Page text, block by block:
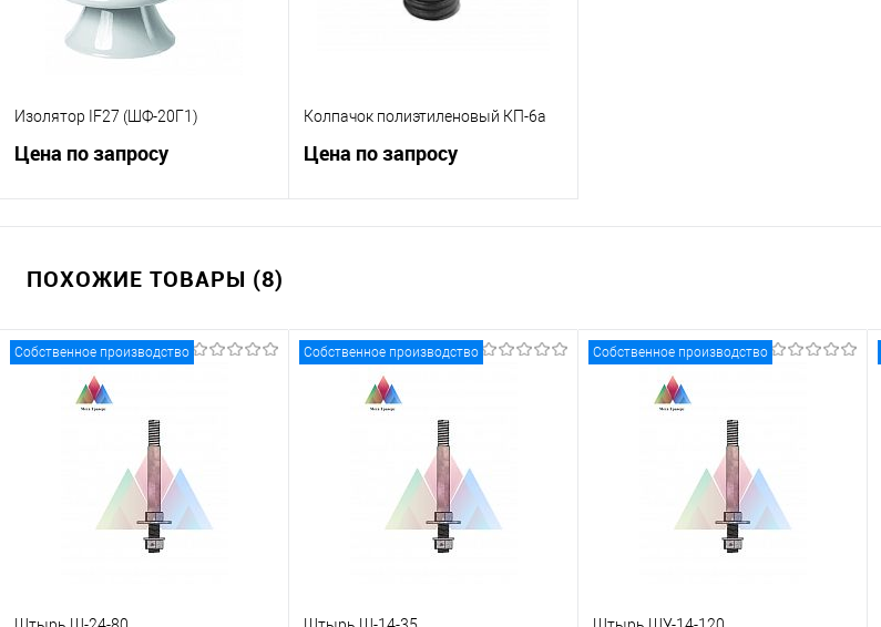
Изолятор IF27 (ШФ-20Г1)
Цена по запросу
Запросить цену
Купить в 1 клик
К сравнению
В избранное
Под заказ
Колпачок полиэтиленовый КП-6а
Цена по запросу
Запросить цену
В избранное
В наличии
ПОХОЖИЕ ТОВАРЫ (8)
Собственное производство Собственное производство Собственное производство